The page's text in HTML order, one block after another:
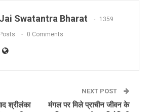
Jai Swatantra Bharat 1359
Posts 0 Comments
श्रीलंका
NEXT POST
मंगल पर मिले प्राचीन जीवन के